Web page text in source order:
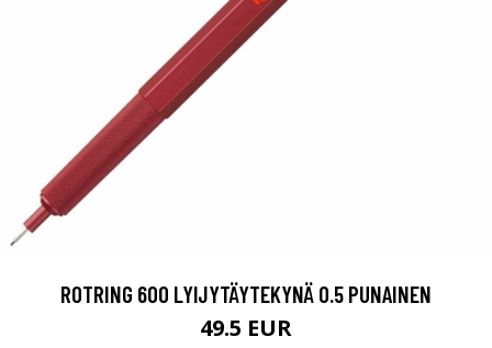
ROTRING 600 LYIJYTÄYTEKYNÄ 0.5 PUNAINEN
49.5 EUR